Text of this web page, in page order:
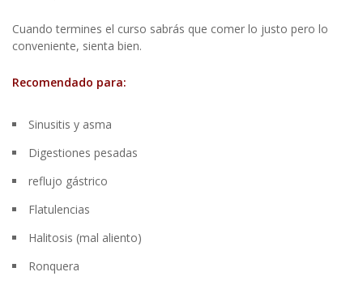
Cuando termines el curso sabrás que comer lo justo pero lo
conveniente, sienta bien.
Recomendado para:
Sinusitis y asma
Digestiones pesadas
reflujo gástrico
Flatulencias
Halitosis (mal aliento)
Ronquera